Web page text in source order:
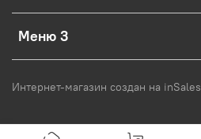
Меню 3
Интернет-магазин создан на inSales